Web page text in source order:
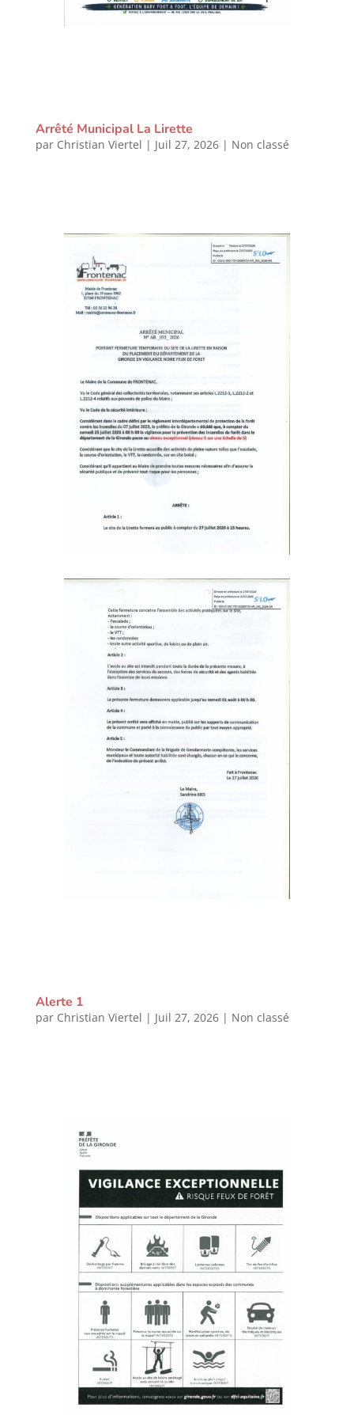
Arrêté Municipal La Lirette
par Christian Viertel | Juil 27, 2026| Non classé
Alerte 1
par Christian Viertel | Juil 27, 2026| Non classé